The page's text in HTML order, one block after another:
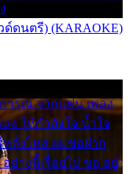
ด์ดนตรี) (KARAOKE)
ารุณ จากแฟน เพลง
ง ให้กำลังใจ น้ำใจ
ลั่งไหล ผมขอฝาก
ย่างนี้เรื่อยไป ขอ อยู่